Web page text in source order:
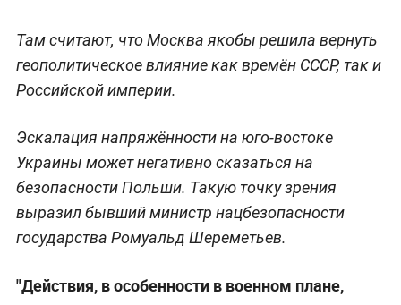
Там считают, что Москва якобы решила вернуть
геополитическое влияние как времён СССР, так и
Российской империи.
Эскалация напряжённости на юго-востоке
Украины может негативно сказаться на
безопасности Польши. Такую точку зрения
выразил бывший министр нацбезопасности
государства Ромуальд Шереметьев.
"Действия, в особенности в военном плане,